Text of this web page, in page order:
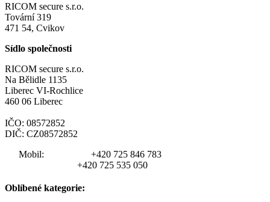
RICOM secure s.r.o.
Tovární 319
471 54, Cvikov
Sídlo společnosti
RICOM secure s.r.o.
Na Bělidle 1135
Liberec VI-Rochlice
460 06 Liberec
IČO: 08572852
DIČ: CZ08572852
Mobil:
+420 725 846 783
+420 725 535 050
Oblíbené kategorie: